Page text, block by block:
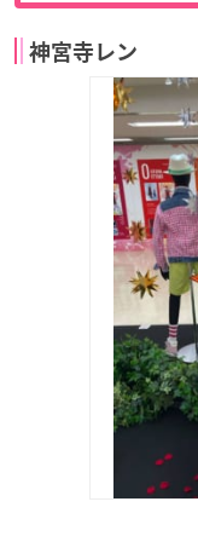
神宮寺レン